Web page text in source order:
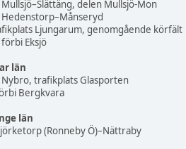
Mullsjö–Slättäng, delen Mullsjö-Mon
Hedenstorp–Månseryd
Ljungarum, genomgående körfält
förbi Eksjö
län
Nybro, trafikplats Glasporten
Bergkvara
län
(Ronneby Ö)–Nättraby